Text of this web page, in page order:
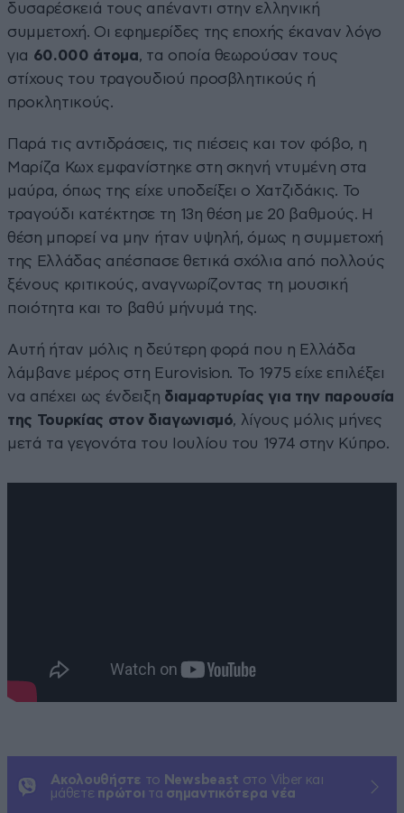
δυσαρέσκειά τους απέναντι στην ελληνική
συμμετοχή. Οι εφημερίδες της εποχής έκαναν λόγο
για 60.000 άτομα, τα οποία θεωρούσαν τους
στίχους του τραγουδιού προσβλητικούς ή
προκλητικούς.
Παρά τις αντιδράσεις, τις πιέσεις και τον φόβο, η
Μαρίζα Κωχ εμφανίστηκε στη σκηνή ντυμένη στα
μαύρα, όπως της είχε υποδείξει ο Χατζιδάκις. Το
τραγούδι κατέκτησε τη 13η θέση με 20 βαθμούς. Η
θέση μπορεί να μην ήταν υψηλή, όμως η συμμετοχή
της Ελλάδας απέσπασε θετικά σχόλια από πολλούς
ξένους κριτικούς, αναγνωρίζοντας τη μουσική
ποιότητα και το βαθύ μήνυμά της.
Αυτή ήταν μόλις η δεύτερη φορά που η Ελλάδα
λάμβανε μέρος στη Eurovision. Το 1975 είχε επιλέξει
να απέχει ως ένδειξη διαμαρτυρίας για την παρουσία
της Τουρκίας στον διαγωνισμό, λίγους μόλις μήνες
μετά τα γεγονότα του Ιουλίου του 1974 στην Κύπρο.
Ακολουθήστε το Newsbeast στο Viber και
μάθετε πρώτοι τα σημαντικότερα νέα